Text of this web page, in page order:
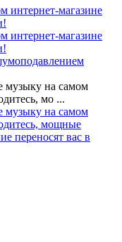
музыку на самом
мо ...
музыку на самом
мощные
переносят вас в